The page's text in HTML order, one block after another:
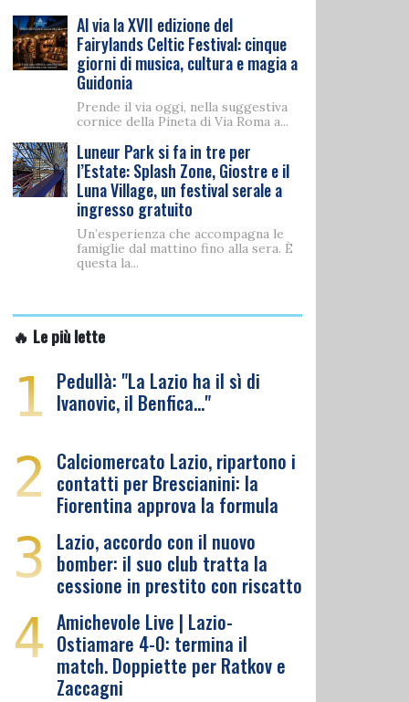
Al via la XVII edizione del
Fairylands Celtic Festival: cinque
giorni di musica, cultura e magia a
Guidonia
Prende il via oggi, nella suggestiva
cornice della Pineta di Via Roma a...
Luneur Park si fa in tre per
l’Estate: Splash Zone, Giostre e il
Luna Village, un festival serale a
ingresso gratuito
Un’esperienza che accompagna le
famiglie dal mattino fino alla sera. È
questa la...
🔥 Le più lette
1 Pedullà: "La Lazio ha il sì di
Ivanovic, il Benfica…"
2 Calciomercato Lazio, ripartono i
contatti per Brescianini: la
Fiorentina approva la formula
3 Lazio, accordo con il nuovo
bomber: il suo club tratta la
cessione in prestito con riscatto
4 Amichevole Live | Lazio-
Ostiamare 4-0: termina il
match. Doppiette per Ratkov e
Zaccagni